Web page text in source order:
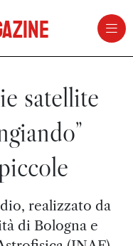
satellite
realizzato da
di Bologna e